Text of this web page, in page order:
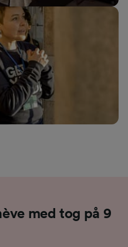
med tog på 9